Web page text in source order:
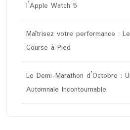
l’Apple Watch 5
Maîtrisez votre performance :
Course à Pied
Le Demi-Marathon d’Octobre :
Automnale Incontournable